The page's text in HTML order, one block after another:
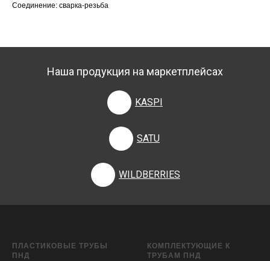
Соединение: сварка-резьба
Наша продукция на маркетплейсах
KASPI
SATU
WILDBERRIES
ПЛАСТИКОВЫЕ ТРУБЫ
ПНД
КОМПЛЕКТУЮЩИЕ К
ТРУБАМ ПНД